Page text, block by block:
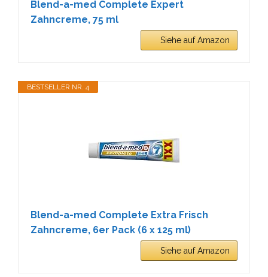
Blend-a-med Complete Expert
Zahncreme, 75 ml
Siehe auf Amazon
BESTSELLER NR. 4
Blend-a-med Complete Extra Frisch
Zahncreme, 6er Pack (6 x 125 ml)
Siehe auf Amazon